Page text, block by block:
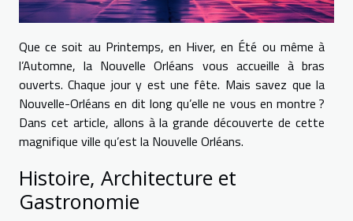
Que ce soit au Printemps, en Hiver, en Été ou même à
l’Automne, la Nouvelle Orléans vous accueille à bras
ouverts. Chaque jour y est une fête. Mais savez que la
Nouvelle-Orléans en dit long qu’elle ne vous en montre ?
Dans cet article, allons à la grande découverte de cette
magnifique ville qu’est la Nouvelle Orléans.
Histoire, Architecture et
Gastronomie